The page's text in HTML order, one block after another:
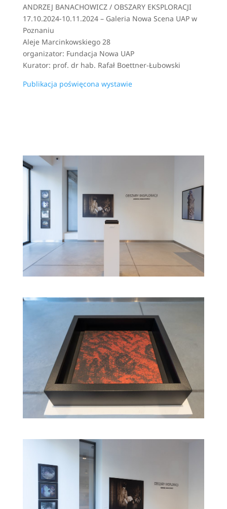
ANDRZEJ BANACHOWICZ / OBSZARY EKSPLORACJI
17.10.2024-10.11.2024 – Galeria Nowa Scena UAP w
Poznaniu
Aleje Marcinkowskiego 28
organizator: Fundacja Nowa UAP
Kurator: prof. dr hab. Rafał Boettner-Łubowski
Publikacja poświęcona wystawie